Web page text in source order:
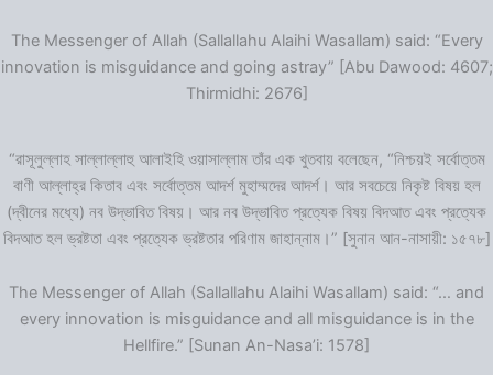
The Messenger of Allah (Sallallahu Alaihi Wasallam) said: “Every
innovation is misguidance and going astray” [Abu Dawood: 4607;
Thirmidhi: 2676]
“রাসূলুল্লাহ সাল্লাল্লাহু আলাইহি ওয়াসাল্লাম তাঁর এক খুতবায় বলেছেন, “নিশ্চয়ই সর্বোত্তম
বাণী আল্লাহ্‌র কিতাব এবং সর্বোত্তম আদর্শ মুহাম্মদের আদর্শ। আর সবচেয়ে নিকৃষ্ট বিষয় হল
(দ্বীনের মধ্যে) নব উদ্ভাবিত বিষয়। আর নব উদ্ভাবিত প্রত্যেক বিষয় বিদআত এবং প্রত্যেক
বিদআত হল ভ্রষ্টতা এবং প্রত্যেক ভ্রষ্টতার পরিণাম জাহান্নাম।” [সুনান আন-নাসায়ী: ১৫৭৮]
The Messenger of Allah (Sallallahu Alaihi Wasallam) said: “… and
every innovation is misguidance and all misguidance is in the
Hellfire.” [Sunan An-Nasa’i: 1578]